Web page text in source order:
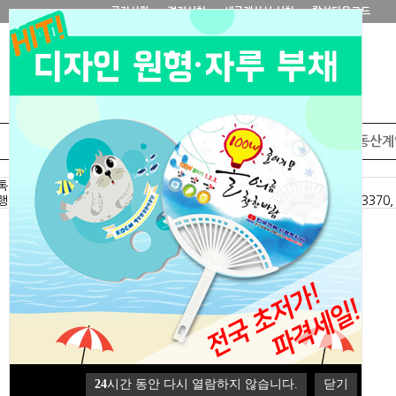
24시간 동안 다시 열람하지 않습니다. 닫기
공지사항 견적신청 세금계산서 신청 칼선다운로드
부채/썬캡 L홀더 화일 화일제품 부동산